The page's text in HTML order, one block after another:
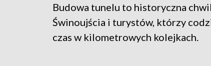
Budowa tunelu to historyczna
Świnoujścia i turystów, którzy
czas w kilometrowych kolejkach.